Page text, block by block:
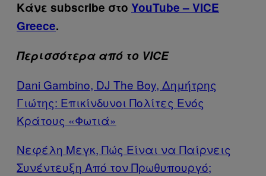
Κάνε subscribe στο YouTube – VICE
Greece.
Περισσότερα από το VICE
Dani Gambino, DJ The Boy, Δημήτρης
Γιώτης: Επικίνδυνοι Πολίτες Ενός
Κράτους «Φωτιά»
Νεφέλη Μεγκ, Πώς Είναι να Παίρνεις
Συνέντευξη Από τον Πρωθυπουργό;